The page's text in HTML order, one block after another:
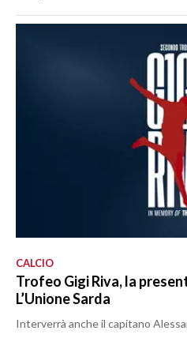
CALCIO
Trofeo Gigi Riva, la
L’Unione Sarda
Interverrà anche il capitano